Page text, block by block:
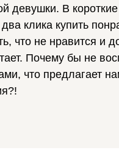
девушки. В
два клика купить
что не нравится и
Почему бы не
что предлагает